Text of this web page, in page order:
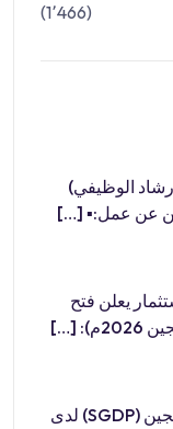
(1٬466)
الوظيفي)
عن عمل:▪ […]
يعلن فتح
[…]
(🔴) عاجل – برنامج تطوير الخريجين (SGDP) لدى